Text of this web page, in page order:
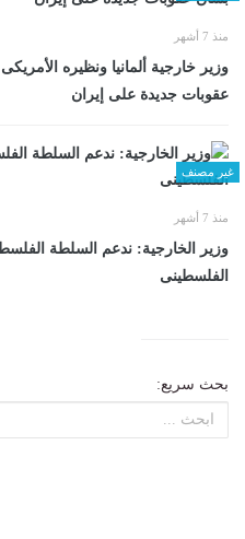
منذ 7 أشهر
وزير خارجية ألمانيا ونظيره
عقوبات جديدة على إيران
غير مصنف
منذ 7 أشهر
وزير الخارجية: ندعم السلطة
الفلسطينى
بحث سريع: